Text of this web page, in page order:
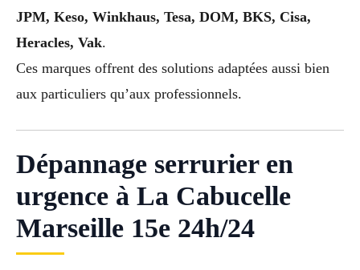
JPM, Keso, Winkhaus, Tesa, DOM, BKS, Cisa,
Heracles, Vak.
Ces marques offrent des solutions adaptées aussi bien
aux particuliers qu’aux professionnels.
Dépannage serrurier en
urgence à La Cabucelle
Marseille 15e 24h/24